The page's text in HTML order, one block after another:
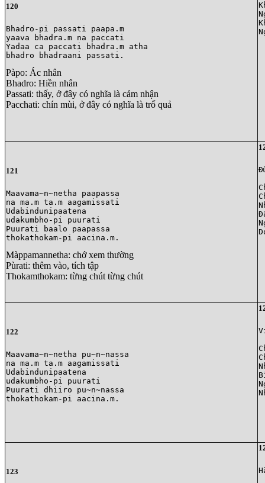
120
Bhadro-pi passati paapa.m
yaava bhadra.m na paccati
Yadaa ca paccati bhadra.m atha
Pàpo: Ác nhân
Bhadro: Hiền nhân
Passati: thấy, ở đây có nghĩa là cảm nhận
Pacchati: chín mùi, ở đây có nghĩa là trổ quả
121
Maavama~n~netha paapassa
na ma.m ta.m aagamissati
Udabindunipaatena
udakumbho-pi puurati
Puurati baalo paapassa
Màppamannetha: chớ xem thường
Pùrati: thêm vào, tích tập
Thokamthokam: từng chút từng chút
122
Maavama~n~netha pu~n~nassa
na ma.m ta.m aagamissati
Udabindunipaatena
udakumbho-pi puurati
Puurati dhiiro pu~n~nassa
123